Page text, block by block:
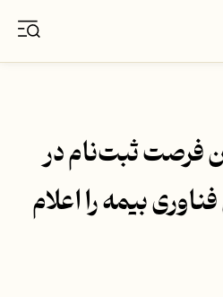
فرصت ثبت‌نام در
بیمه را اعلام